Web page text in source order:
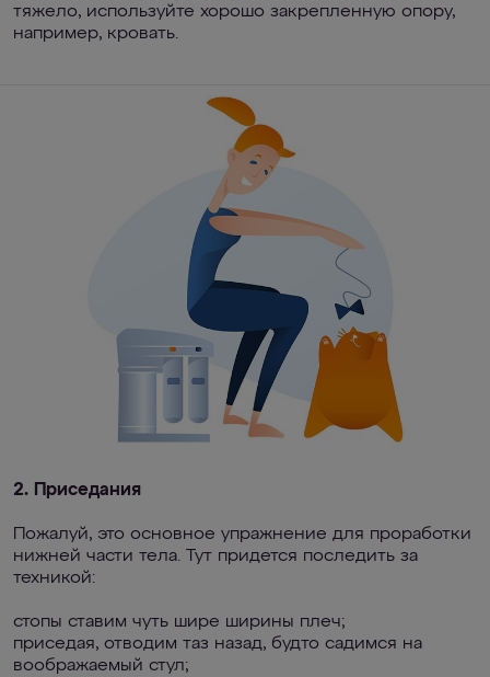
тяжело, используйте хорошо закрепленную опору,
например, кровать.
2. Приседания
Пожалуй, это основное упражнение для проработки
нижней части тела. Тут придется последить за
техникой:
стопы ставим чуть шире ширины плеч;
приседая, отводим таз назад, будто садимся на
воображаемый стул;